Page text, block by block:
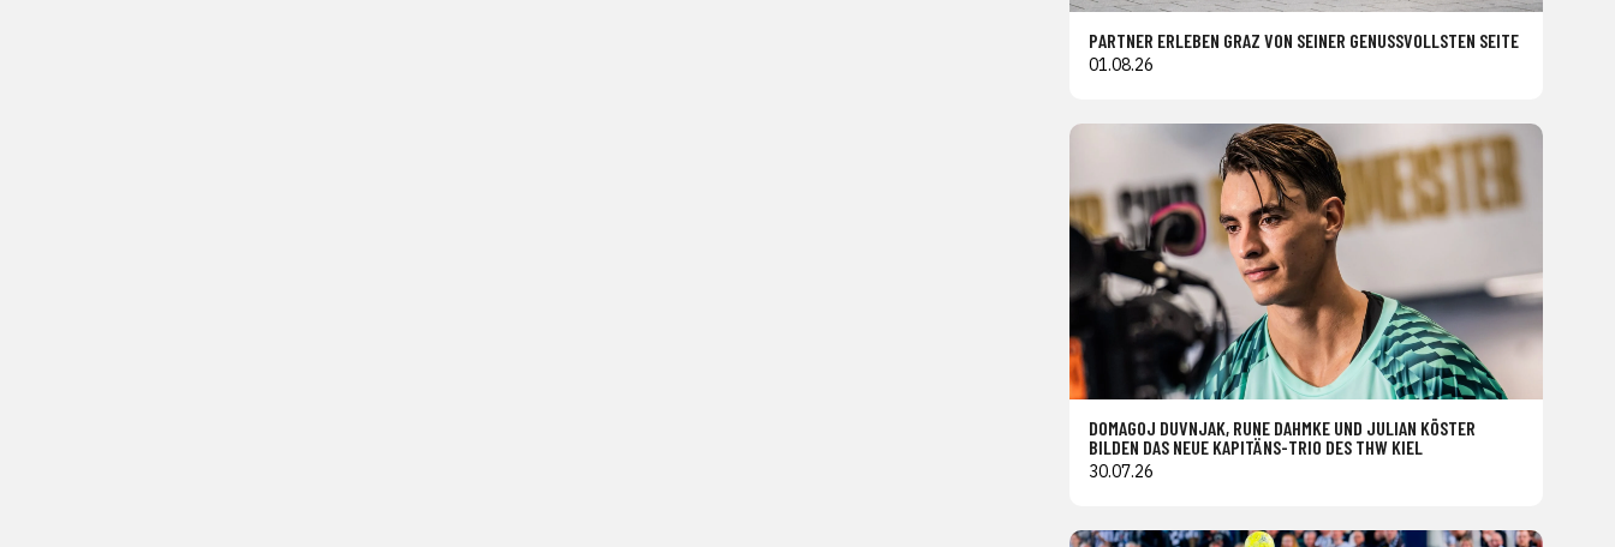
PARTNER ERLEBEN GRAZ VON SEINER GENUSSVOLLSTEN SEITE
01.08.26
DOMAGOJ DUVNJAK, RUNE DAHMKE UND JULIAN KÖSTER
BILDEN DAS NEUE KAPITÄNS-TRIO DES THW KIEL
30.07.26